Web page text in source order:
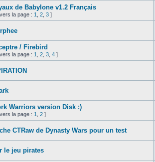
de Babylone v1.2 Français
la page : 1 2 3 ]
/ Firebird
la page : 1 2 3 4 ]
Warriors version Disk :)
la page : 1 2 ]
CTRaw de Dynasty Wars pour un test
le jeu pirates